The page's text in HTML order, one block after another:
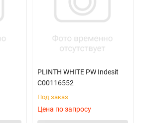
PLINTH WHITE PW Indesit
C00116552
Под заказ
Цена по запросу